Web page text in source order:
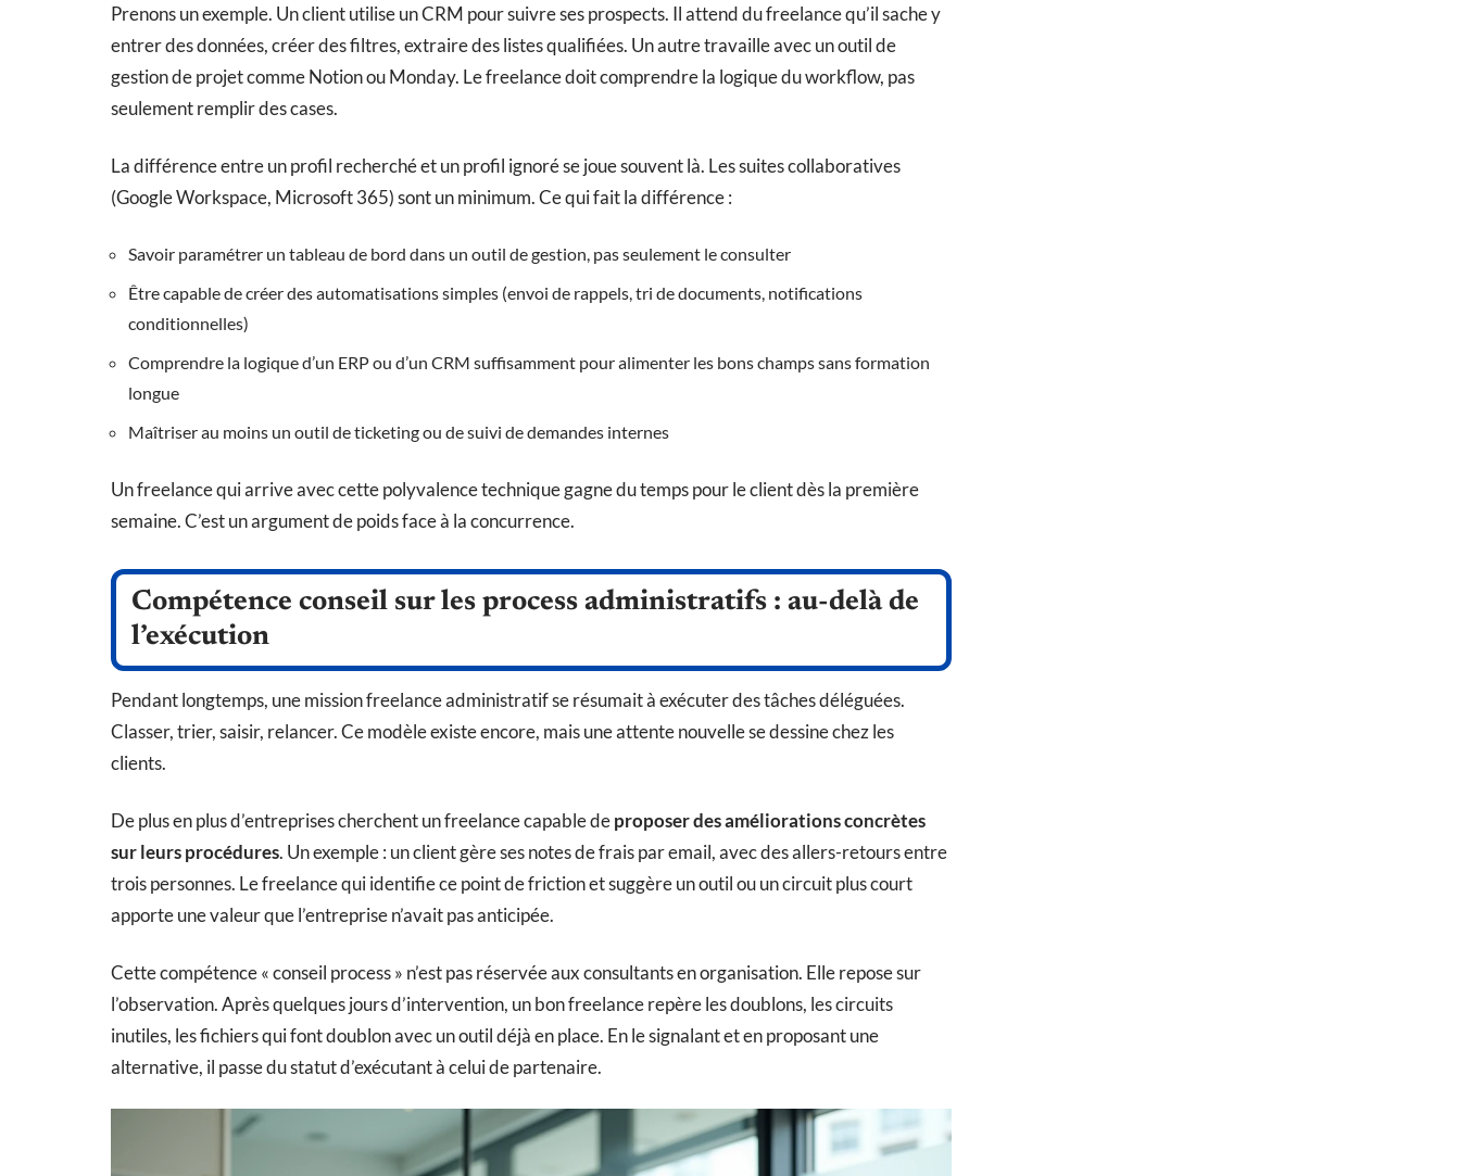
Prenons un exemple. Un client utilise un CRM pour suivre ses prospects. Il attend du freelance qu’il sache y
entrer des données, créer des filtres, extraire des listes qualifiées. Un autre travaille avec un outil de
gestion de projet comme Notion ou Monday. Le freelance doit comprendre la logique du workflow, pas
seulement remplir des cases.
La différence entre un profil recherché et un profil ignoré se joue souvent là. Les suites collaboratives
(Google Workspace, Microsoft 365) sont un minimum. Ce qui fait la différence :
Savoir paramétrer un tableau de bord dans un outil de gestion, pas seulement le consulter
Être capable de créer des automatisations simples (envoi de rappels, tri de documents, notifications
conditionnelles)
Comprendre la logique d’un ERP ou d’un CRM suffisamment pour alimenter les bons champs sans formation
longue
Maîtriser au moins un outil de ticketing ou de suivi de demandes internes
Un freelance qui arrive avec cette polyvalence technique gagne du temps pour le client dès la première
semaine. C’est un argument de poids face à la concurrence.
Compétence conseil sur les process administratifs : au-delà de
l’exécution
Pendant longtemps, une mission freelance administratif se résumait à exécuter des tâches déléguées.
Classer, trier, saisir, relancer. Ce modèle existe encore, mais une attente nouvelle se dessine chez les
clients.
De plus en plus d’entreprises cherchent un freelance capable deproposer des améliorations concrètes
sur leurs procédures. Un exemple : un client gère ses notes de frais par email, avec des allers-retours entre
trois personnes. Le freelance qui identifie ce point de friction et suggère un outil ou un circuit plus court
apporte une valeur que l’entreprise n’avait pas anticipée.
Cette compétence « conseil process » n’est pas réservée aux consultants en organisation. Elle repose sur
l’observation. Après quelques jours d’intervention, un bon freelance repère les doublons, les circuits
inutiles, les fichiers qui font doublon avec un outil déjà en place. En le signalant et en proposant une
alternative, il passe du statut d’exécutant à celui de partenaire.